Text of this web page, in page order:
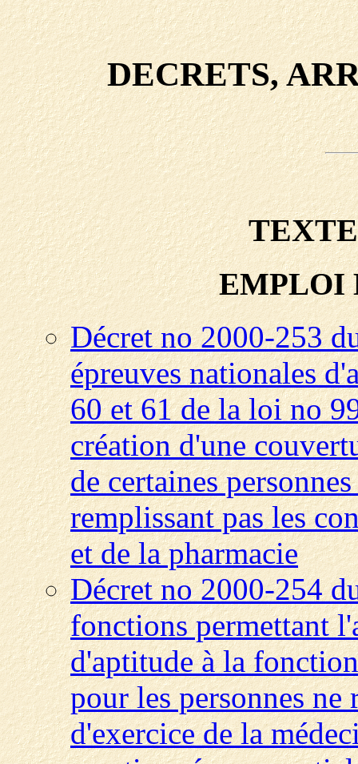
DECRETS,
EMPLOI
Décret no 2000-253
épreuves nationales
60 et 61 de la loi no
création d'une
de certaines
remplissant pas les
et de la pharmacie
Décret no 2000-254
fonctions permettant
d'aptitude à la
pour les personnes
d'exercice de la